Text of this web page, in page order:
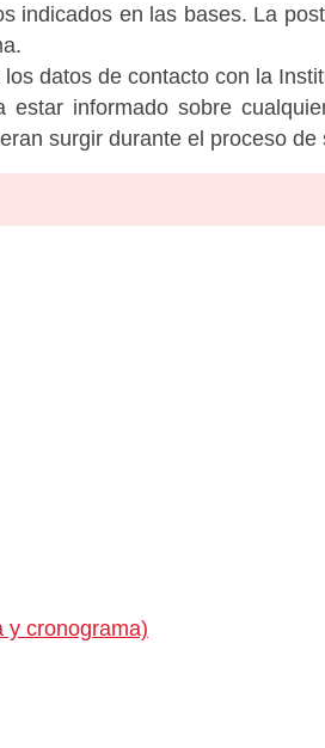
indicados en las bases. La
datos de contacto con la
informado sobre
surgir durante el proceso de
y cronograma)